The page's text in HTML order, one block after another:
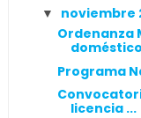
▼ noviembre
Ordenanza
Programa
licencia ...